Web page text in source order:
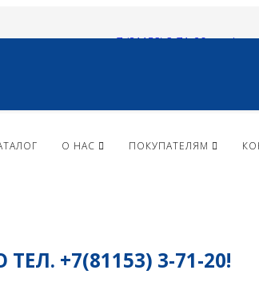
+ 7 (81153) 3-71-20
О НАС ПОКУПАТЕЛЯМ
+7(81153) 3-71-20!